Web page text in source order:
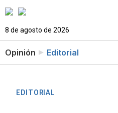
8 de agosto de 2026
Opinión Editorial
EDITORIAL